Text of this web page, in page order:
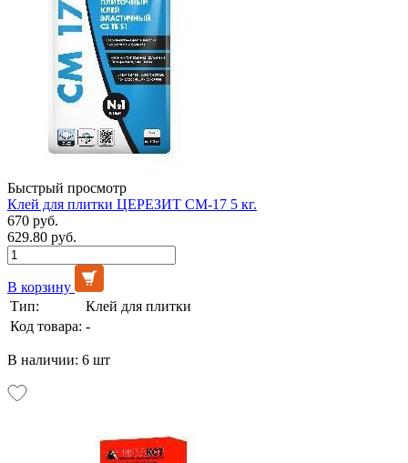
Быстрый просмотр
Клей для плитки ЦЕРЕЗИТ СМ-17 5 кг.
670 руб.
629.80 руб.
В корзину
Тип:
Клей для плитки
Код товара: -
В наличии: 6 шт